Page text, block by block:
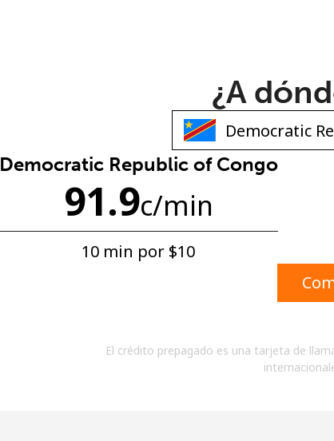
Una letra
¿A
Democratic Republic of Congo
91.9c/min
10 min por ⁦$10⁩
El crédito prepagado es una tarjeta de